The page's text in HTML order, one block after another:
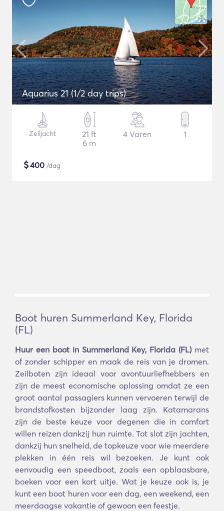
Aquarius 21 (1/2 day trips)
Zeiljacht
21 ft
6 m
4 Varen 1
$400 /dag
Boot huren Summerland Key, Florida
(FL)
Huur een boot in Summerland Key, Florida (FL)met
of zonder schipper en maak de reis van je dromen.
Zeilboten zijn ideaal voor avontuurliefhebbers en
zijn de meest economische oplossing omdat ze een
groot aantal passagiers kunnen vervoeren terwijl de
brandstofkosten bijzonder laag zijn. Katamarans
zijn de beste keuze voor degenen die in comfort
willen reizen dankzij hun ruimte. Tot slot zijn jachten,
dankzij hun snelheid, de topkeuze voor wie meerdere
plekken in één reis wil bezoeken. Je kunt ook
eenvoudig een speedboot, zoals een opblaasbare,
boeken voor een kort uitje. Wat je keuze ook is, je
kunt een boot huren voor een dag, een weekend, een
meerdaagse vakantie of gewoon een feestje.